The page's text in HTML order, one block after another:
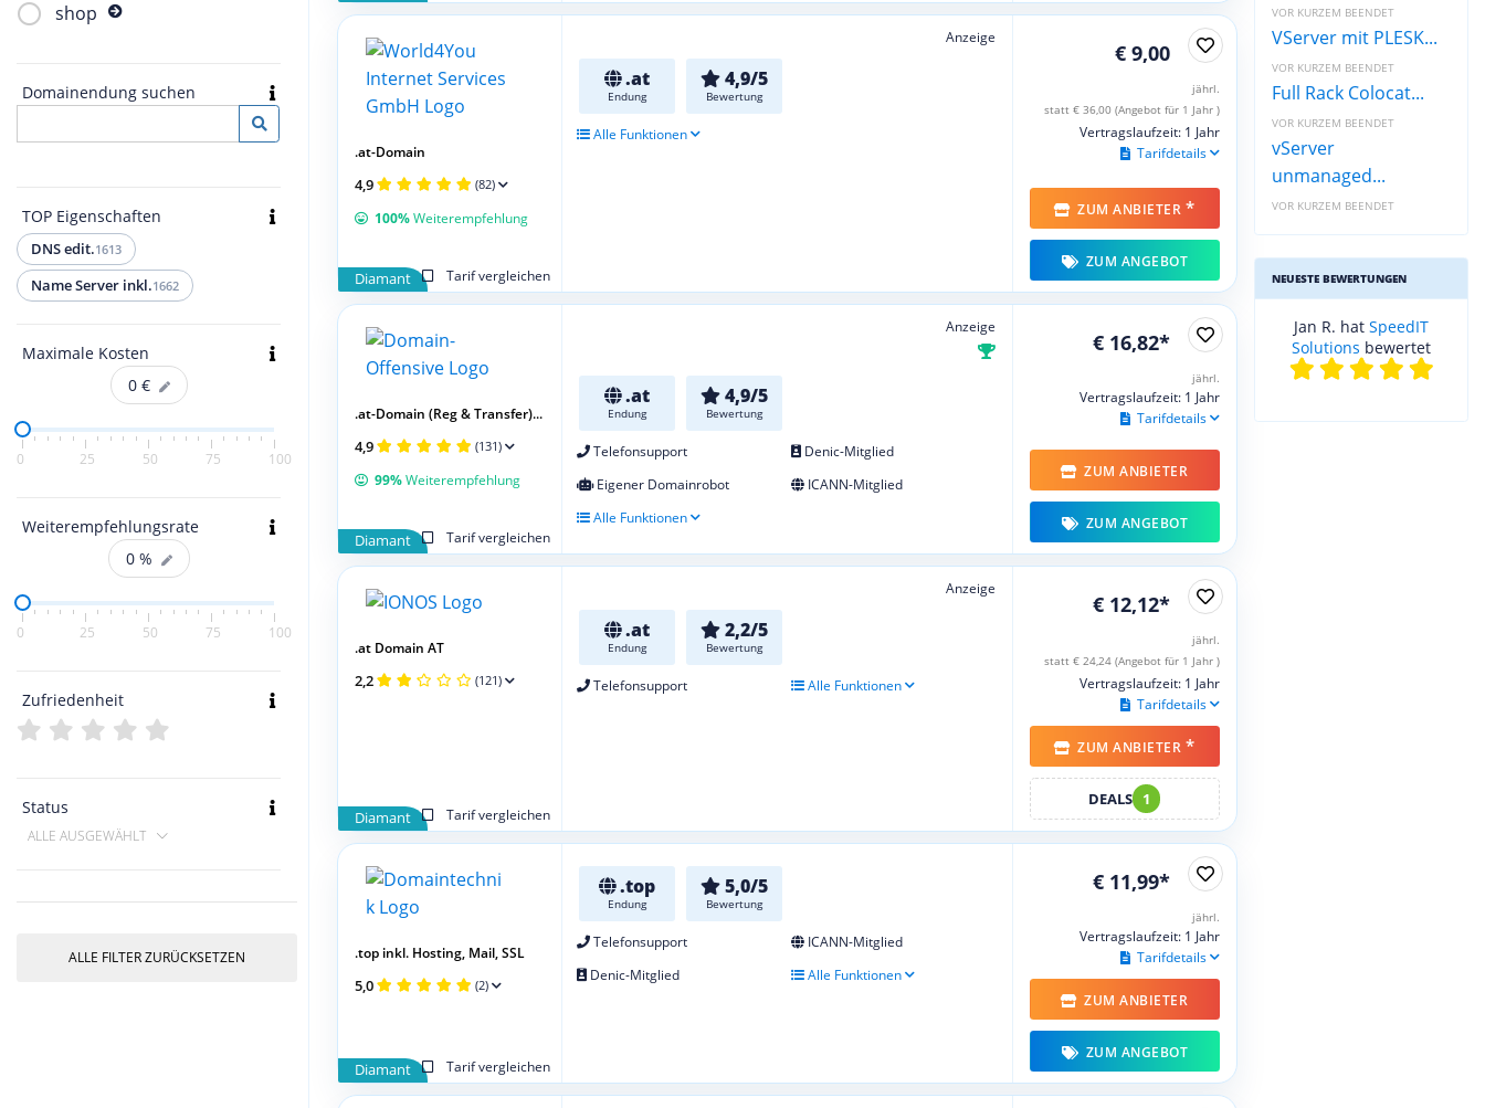
shop
Domainendung suchen
TOP Eigenschaften
DNS edit.1613
Name Server inkl.1662
Maximale Kosten
0 €
0 25 50 75 100
Weiterempfehlungsrate
0 %
0 25 50 75 100
Zufriedenheit
Status
ALLE AUSGEWÄHLT
ALLE FILTER ZURÜCKSETZEN
Anzeige
.at
Endung
4,9/5
Bewertung
Alle Funktionen
Diamant Tarif vergleichen
.at-Domain
4,9 (82)
100%Weiterempfehlung
€ 9,00
jährl.
statt € 36,00 (Angebot für 1 Jahr )
Vertragslaufzeit: 1 Jahr
Tarifdetails
ZUM ANBIETER *
ZUM ANGEBOT
Anzeige
.at
Endung
4,9/5
Bewertung
Telefonsupport
Denic-Mitglied
Eigener Domainrobot
ICANN-Mitglied
Alle Funktionen
Diamant
Tarif vergleichen
.at-Domain (Reg & Transfer)...
4,9 (131)
99%Weiterempfehlung
€ 16,82*
jährl.
Vertragslaufzeit: 1 Jahr
Tarifdetails
ZUM ANBIETER
ZUM ANGEBOT
Anzeige
.at
Endung
2,2/5
Bewertung
Telefonsupport Alle Funktionen
Diamant Tarif vergleichen
.at Domain AT
2,2 (121)
€ 12,12*
jährl.
statt € 24,24 (Angebot für 1 Jahr )
Vertragslaufzeit: 1 Jahr
Tarifdetails
ZUM ANBIETER *
DEALS 1
.top
Endung
5,0/5
Bewertung
Telefonsupport
ICANN-Mitglied
Denic-Mitglied
Alle Funktionen
Diamant Tarif vergleichen
.top inkl. Hosting, Mail, SSL
5,0 (2)
€ 11,99*
jährl.
Vertragslaufzeit: 1 Jahr
Tarifdetails
ZUM ANBIETER
ZUM ANGEBOT
VOR KURZEM BEENDET
VServer mit PLESK...
VOR KURZEM BEENDET
Full Rack Colocat...
VOR KURZEM BEENDET
vServer
unmanaged...
VOR KURZEM BEENDET
NEUESTE BEWERTUNGEN
Jan R. hat SpeedIT
Solutions bewertet